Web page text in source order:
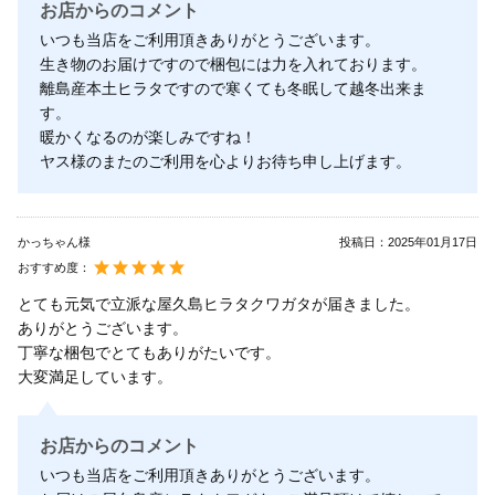
お店からのコメント
いつも当店をご利用頂きありがとうございます。
生き物のお届けですので梱包には力を入れております。
離島産本土ヒラタですので寒くても冬眠して越冬出来ま
す。
暖かくなるのが楽しみですね！
ヤス様のまたのご利用を心よりお待ち申し上げます。
かっちゃん様 投稿日： 2025年01月17日
おすすめ度：
とても元気で立派な屋久島ヒラタクワガタが届きました。
ありがとうございます。
丁寧な梱包でとてもありがたいです。
大変満足しています。
お店からのコメント
いつも当店をご利用頂きありがとうございます。